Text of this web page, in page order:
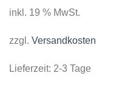
inkl. 19 % MwSt.
zzgl. Versandkosten
Lieferzeit: 2-3 Tage